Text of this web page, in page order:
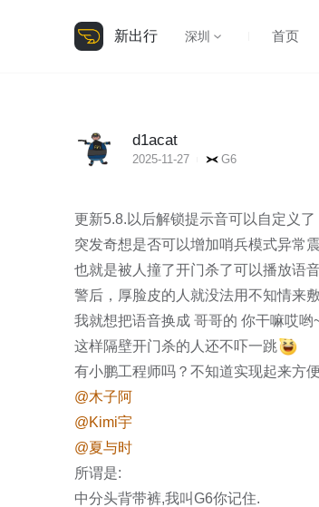
新出行 深圳 首页
d1acat
2025-11-27 G6
更新5.8.以后解锁提示音可以自定义了
突发奇想是否可以增加哨兵模式异常
也就是被人撞了开门杀了可以播放语
警后，厚脸皮的人就没法用不知情来敷
我就想把语音换成 哥哥的 你干嘛哎哟
这样隔壁开门杀的人还不吓一跳
@木子阿
@Kimi宇
@夏与时
所谓是:
中分头背带裤,我叫G6你记住.